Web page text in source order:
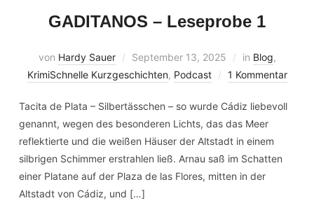
GADITANOS – Leseprobe 1
von Hardy Sauer September 13, 2025 in Blog,
KrimiSchnelle Kurzgeschichten, Podcast 1 Kommentar
Tacita de Plata – Silbertässchen – so wurde Cádiz liebevoll
genannt, wegen des besonderen Lichts, das das Meer
reflektierte und die weißen Häuser der Altstadt in einem
silbrigen Schimmer erstrahlen ließ. Arnau saß im Schatten
einer Platane auf der Plaza de las Flores, mitten in der
Altstadt von Cádiz, und […]